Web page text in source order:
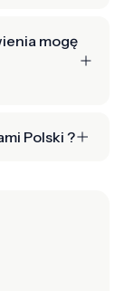
mogę
Polski ?